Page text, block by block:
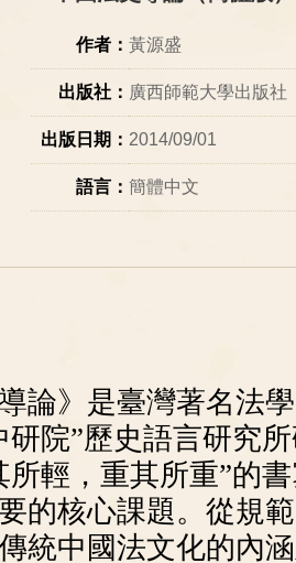
作者：黃源盛
出版社： 廣西師範大學出版社
出版日期： 2014/09/01
語言：簡體中文
導論》是臺灣著名法
研院”歷史語言研究
所輕，重其所重”的
的核心課題。從規
統中國法文化的內